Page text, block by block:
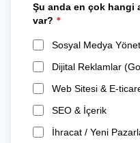
Şu anda en çok hangi
var? *
Sosyal Medya
Dijital Reklamlar
Web Sitesi & E-
SEO & İçerik
İhracat / Yeni